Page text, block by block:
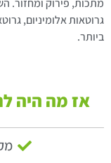
מתכות, פירוק ומחזור.
גרוטאות אלומיניום,
ביותר.
אז מה היה